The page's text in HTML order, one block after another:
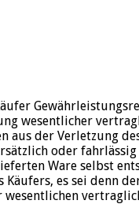
wesentlicher
aus der Verletzung
oder
Ware selbst
es sei denn